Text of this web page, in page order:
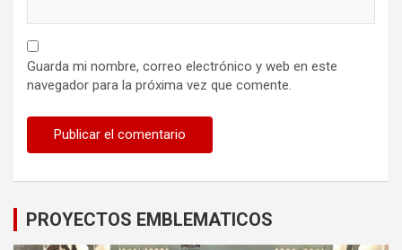
Guarda mi nombre, correo electrónico y web en este
navegador para la próxima vez que comente.
PROYECTOS EMBLEMATICOS